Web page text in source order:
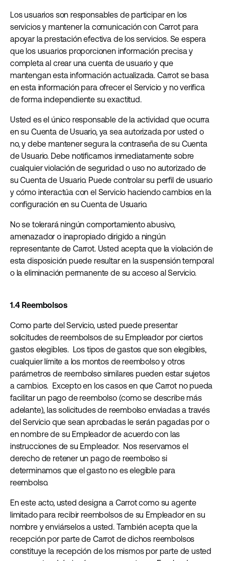
Los usuarios son responsables de participar en los
servicios y mantener la comunicación con Carrot para
apoyar la prestación efectiva de los servicios. Se espera
que los usuarios proporcionen información precisa y
completa al crear una cuenta de usuario y que
mantengan esta información actualizada. Carrot se basa
en esta información para ofrecer el Servicio y no verifica
de forma independiente su exactitud.
Usted es el único responsable de la actividad que ocurra
en su Cuenta de Usuario, ya sea autorizada por usted o
no, y debe mantener segura la contraseña de su Cuenta
de Usuario. Debe notificarnos inmediatamente sobre
cualquier violación de seguridad o uso no autorizado de
su Cuenta de Usuario. Puede controlar su perfil de usuario
y cómo interactúa con el Servicio haciendo cambios en la
configuración en su Cuenta de Usuario.
No se tolerará ningún comportamiento abusivo,
amenazador o inapropiado dirigido a ningún
representante de Carrot. Usted acepta que la violación de
esta disposición puede resultar en la suspensión temporal
o la eliminación permanente de su acceso al Servicio.
1.4 Reembolsos
Como parte del Servicio, usted puede presentar
solicitudes de reembolsos de su Empleador por ciertos
gastos elegibles. Los tipos de gastos que son elegibles,
cualquier límite a los montos de reembolso y otros
parámetros de reembolso similares pueden estar sujetos
a cambios. Excepto en los casos en que Carrot no pueda
facilitar un pago de reembolso (como se describe más
adelante), las solicitudes de reembolso enviadas a través
del Servicio que sean aprobadas le serán pagadas por o
en nombre de su Empleador de acuerdo con las
instrucciones de su Empleador. Nos reservamos el
derecho de retener un pago de reembolso si
determinamos que el gasto no es elegible para
reembolso.
En este acto, usted designa a Carrot como su agente
limitado para recibir reembolsos de su Empleador en su
nombre y enviárselos a usted. También acepta que la
recepción por parte de Carrot de dichos reembolsos
constituye la recepción de los mismos por parte de usted